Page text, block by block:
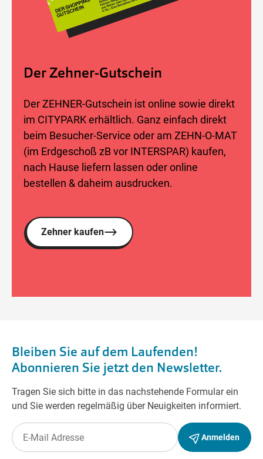
Der Zehner-Gutschein
Der ZEHNER-Gutschein ist online sowie direkt
im CITYPARK erhältlich. Ganz einfach direkt
beim Besucher-Service oder am ZEHN-O-MAT
(im Erdgeschoß zB vor INTERSPAR) kaufen,
nach Hause liefern lassen oder online
bestellen & daheim ausdrucken.
Zehner kaufen